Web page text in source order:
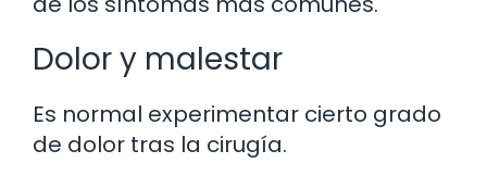
Dolor y malestar
Es normal experimentar cierto grado
de dolor tras la cirugía.